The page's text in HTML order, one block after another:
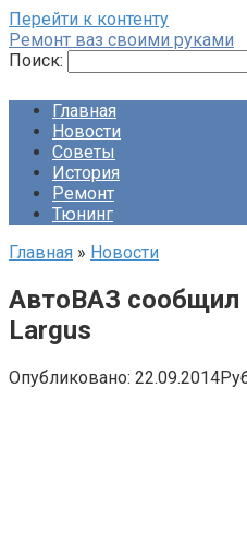
Перейти к контенту
Ремонт ваз своими руками
Поиск:
Главная
Новости
Советы
История
Ремонт
Тюнинг
Главная » Новости
АвтоВАЗ сообщил
Largus
Опубликовано: 22.09.2014